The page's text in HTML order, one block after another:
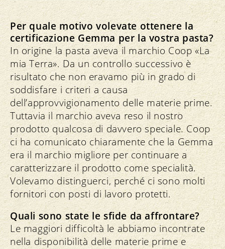
Per quale motivo volevate ottenere la
certificazione Gemma per la vostra pasta?
In origine la pasta aveva il marchio Coop «La
mia Terra». Da un controllo successivo è
risultato che non eravamo più in grado di
soddisfare i criteri a causa
dell’approvvigionamento delle materie prime.
Tuttavia il marchio aveva reso il nostro
prodotto qualcosa di davvero speciale. Coop
ci ha comunicato chiaramente che la Gemma
era il marchio migliore per continuare a
caratterizzare il prodotto come specialità.
Volevamo distinguerci, perché ci sono molti
fornitori con posti di lavoro protetti.
Quali sono state le sfide da affrontare?
Le maggiori difficoltà le abbiamo incontrate
nella disponibilità delle materie prime e